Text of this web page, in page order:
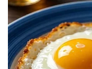
ವಾಹನ ದಟ್ಟಣೆಯ
ಸೀಮಿತಗೊಳಿಸುತ್ತದೆ.